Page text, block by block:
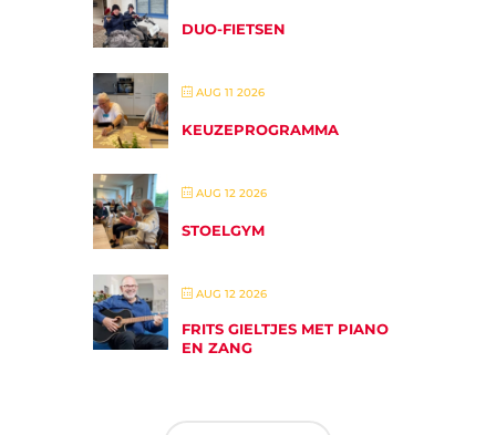
DUO-FIETSEN
AUG 11 2026
KEUZEPROGRAMMA
AUG 12 2026
STOELGYM
AUG 12 2026
FRITS GIELTJES MET PIANO
EN ZANG